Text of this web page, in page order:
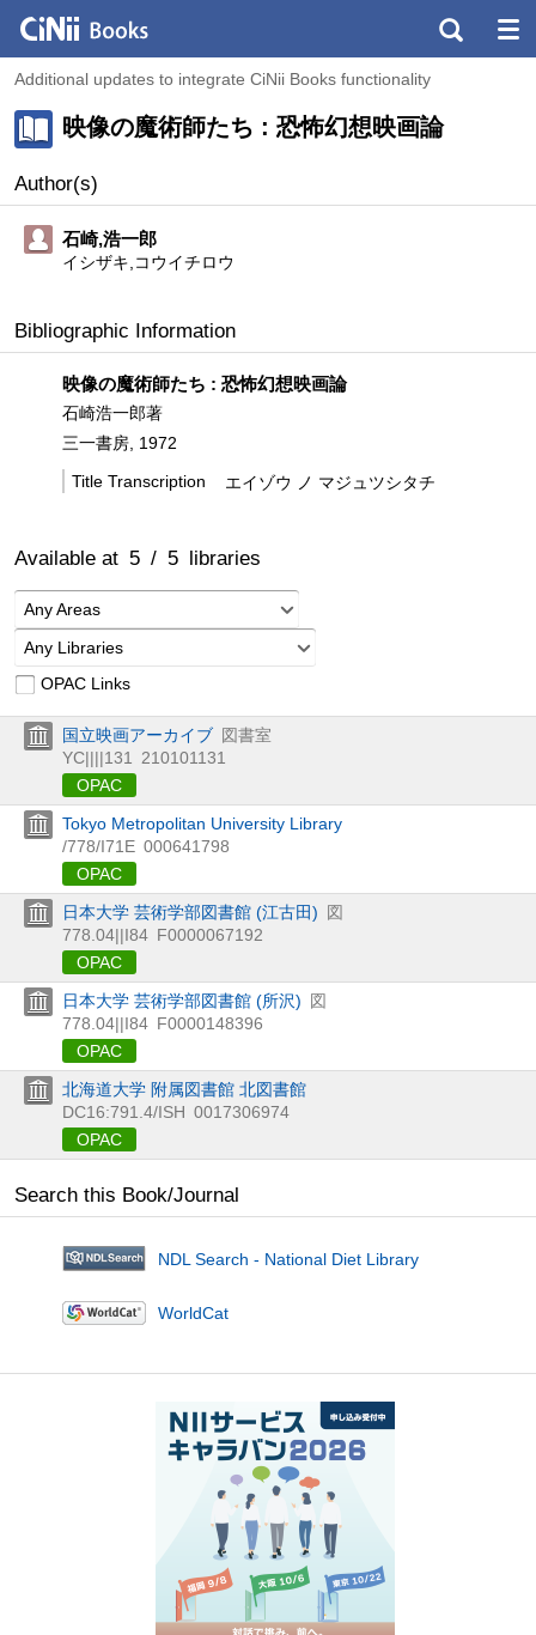
Additional updates to integrate CiNii Books functionality
映像の魔術師たち : 恐怖幻想映画論
Author(s)
石崎,浩一郎
イシザキ,コウイチロウ
Bibliographic Information
映像の魔術師たち : 恐怖幻想映画論
石崎浩一郎著
三一書房, 1972
Title Transcription
エイゾウ ノ マジュツシタチ
Available at 5 / 5 libraries
Any Areas
Any Libraries
OPAC Links
国立映画アーカイブ 図書室
YC||||131
210101131
OPAC
Tokyo Metropolitan University Library
/778/I71E 000641798
OPAC
日本大学 芸術学部図書館 (江古田)
図
778.04||I84 F0000067192
OPAC
日本大学 芸術学部図書館 (所沢)
図
778.04||I84 F0000148396
OPAC
北海道大学 附属図書館 北図書館
DC16:791.4/ISH 0017306974
OPAC
Search this Book/Journal
NDL Search - National Diet Library
WorldCat